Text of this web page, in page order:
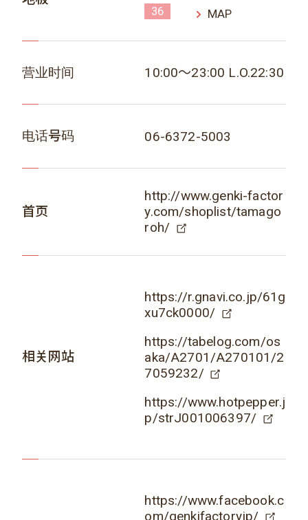
36 MAP
营业时间 10:00～23:00 L.O.22:30
电话号码 06-6372-5003
首页
http://www.genki-factor
y.com/shoplist/tamago
roh/
相关网站
https://r.gnavi.co.jp/61g
xu7ck0000/
https://tabelog.com/os
aka/A2701/A270101/2
7059232/
https://www.hotpepper.j
p/strJ001006397/
https://www.facebook.c
om/genkifactoryjp/